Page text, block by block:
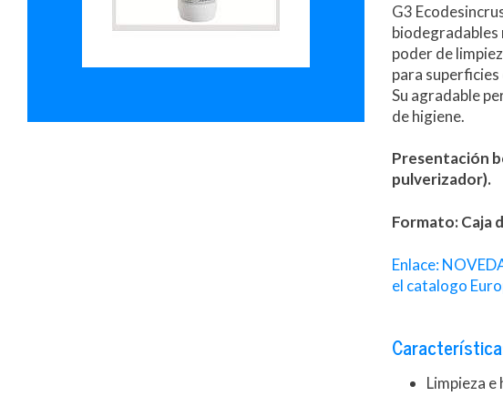
G3
biodegradables
poder de
para
Su agradable
de higiene.
Presentación
pulverizador).
Formato: Caja
Enlace:
el catalogo
Limpieza e